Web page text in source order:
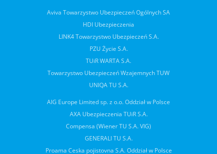
Aviva Towarzystwo Ubezpieczeń Ogólnych SA
HDI Ubezpieczenia
LINK4 Towarzystwo Ubezpieczeń S.A.
PZU Życie S.A.
TUiR WARTA S.A.
Towarzystwo Ubezpieczeń Wzajemnych TUW
UNIQA TU S.A.
AIG Europe Limited sp. z o.o. Oddział w Polsce
AXA Ubezpieczenia TUiR S.A.
Compensa (Wiener TU S.A. VIG)
GENERALI TU S.A.
Proama Ceska pojistovna S.A. Oddział w Polsce